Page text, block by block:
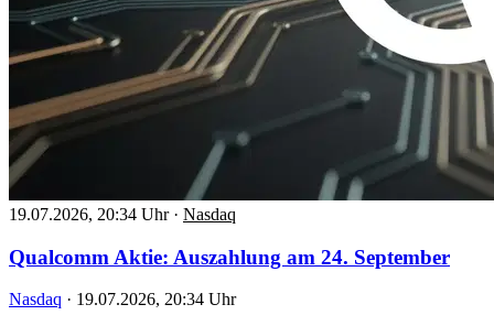
19.07.2026, 20:34 Uhr · Nasdaq
Qualcomm Aktie: Auszahlung am 24. September
Nasdaq · 19.07.2026, 20:34 Uhr